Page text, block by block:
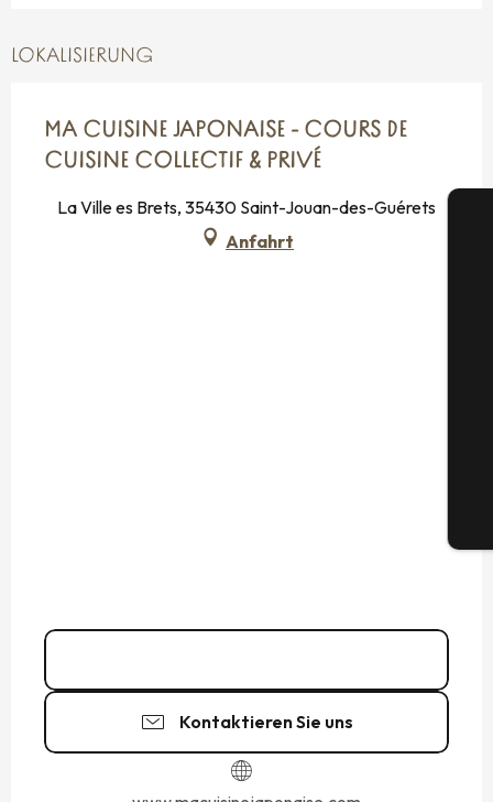
LOKALISIERUNG
MA CUISINE JAPONAISE - COURS DE
CUISINE COLLECTIF & PRIVÉ
La Ville es Brets, 35430 Saint-Jouan-des-Guérets
Anfahrt
Kontaktieren Sie uns